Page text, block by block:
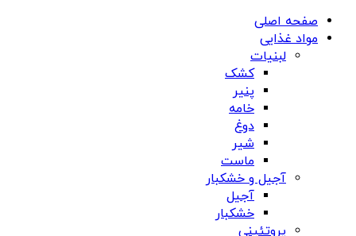
صفحه اصلی
مواد غذایی
لبنیات
کشک
پنیر
خامه
دوغ
شیر
ماست
آجیل و خشکبار
آجیل
خشکبار
پروتئینی